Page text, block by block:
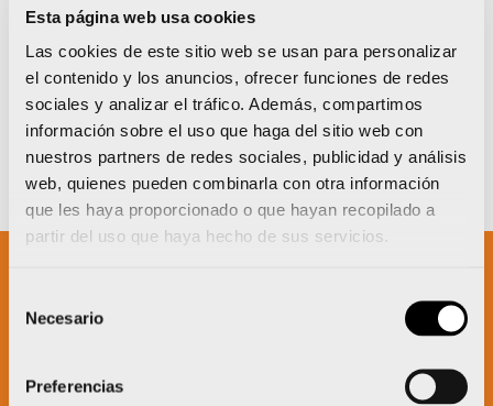
Esta página web usa cookies
Las cookies de este sitio web se usan para personalizar
el contenido y los anuncios, ofrecer funciones de redes
sociales y analizar el tráfico. Además, compartimos
información sobre el uso que haga del sitio web con
nuestros partners de redes sociales, publicidad y análisis
web, quienes pueden combinarla con otra información
que les haya proporcionado o que hayan recopilado a
partir del uso que haya hecho de sus servicios.
Necesario
Preferencias